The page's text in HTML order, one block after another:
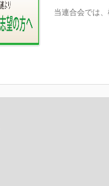
当連合会では、